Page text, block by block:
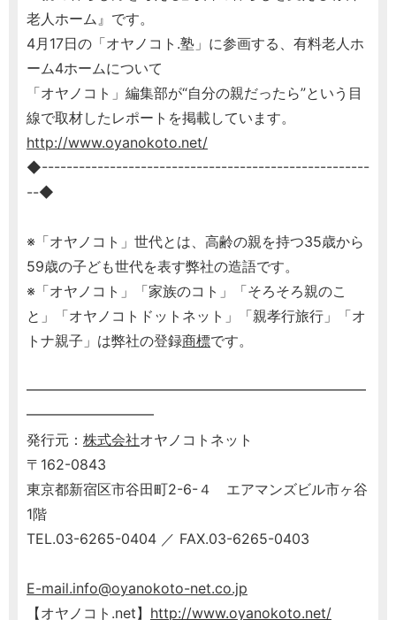
老人ホーム』です。
4月17日の「オヤノコト.塾」に参画する、有料老人ホ
ーム4ホームについて
「オヤノコト」編集部が“自分の親だったら”という目
線で取材したレポートを掲載しています。
http://www.oyanokoto.net/
◆-----------------------------------------------------
--◆
※「オヤノコト」世代とは、高齢の親を持つ35歳から
59歳の子ども世代を表す弊社の造語です。
※「オヤノコト」「家族のコト」「そろそろ親のこ
と」「オヤノコトドットネット」「親孝行旅行」「オ
トナ親子」は弊社の登録商標です。
━━━━━━━━━━━━━━━━━━━━━━━━
━━━━━━━━━
発行元： 株式会社オヤノコトネット
〒162-0843
東京都新宿区市谷田町2-6-４ エアマンズビル市ヶ谷
1階
TEL.03-6265-0404 ／ FAX.03-6265-0403
E-mail.info@oyanokoto-net.co.jp
【オヤノコト.net】 http://www.oyanokoto.net/